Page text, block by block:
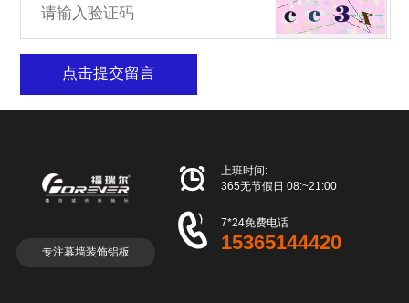
点击提交留言
专注幕墙装饰铝板

上班时间:
365无节假日 08:~21:00
 7*24免费电话
15365144420